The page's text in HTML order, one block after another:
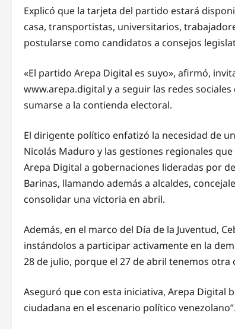
Explicó que la tarjeta del partido estará
casa, transportistas, universitarios,
postularse como candidatos a consejos
«El partido Arepa Digital es suyo», afirmó,
www.arepa.digital y a seguir las redes
sumarse a la contienda electoral.
El dirigente político enfatizó la necesidad de
Nicolás Maduro y las gestiones regionales
Arepa Digital a gobernaciones lideradas por
Barinas, llamando además a alcaldes,
consolidar una victoria en abril.
Además, en el marco del Día de la Juventud,
instándolos a participar activamente en la
28 de julio, porque el 27 de abril tenemos
Aseguró que con esta iniciativa, Arepa Digital
ciudadana en el escenario político venezolano”.